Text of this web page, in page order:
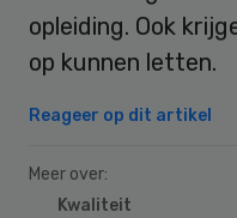
opleiding. Ook
op kunnen letten.
Reageer op dit artikel
Meer over:
Kwaliteit